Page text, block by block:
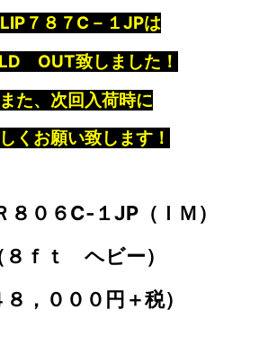
７８７C－１JPは
OUT致しました！
また、次回入荷時に
くお願い致します！
０６C‐１JP（ＩＭ）
８ｆｔ ヘビー）
８，０００円＋税）